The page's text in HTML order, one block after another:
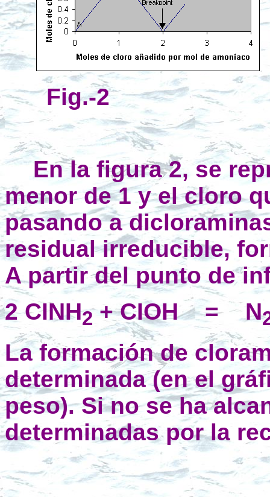
Fig.-2
En la figura 2, se
menor de 1 y el cloro
pasando a
residual irreducible,
A partir del punto de
2 CINH2+ CIOH = N
La formación de
determinada (en el
peso). Si no se ha
determinadas por la